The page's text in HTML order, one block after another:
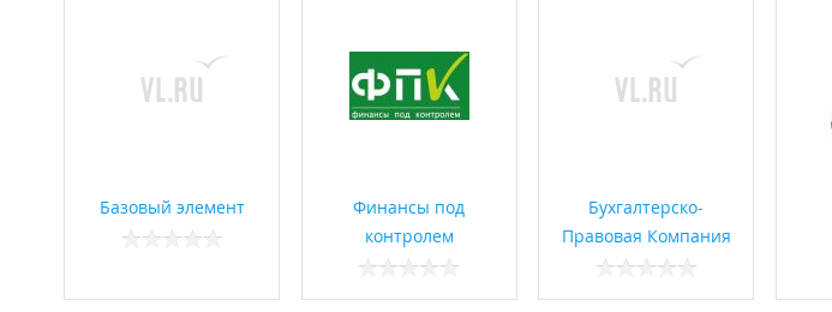
Базовый элемент
Финансы под
контролем
Бухгалтерско-
Правовая Компания